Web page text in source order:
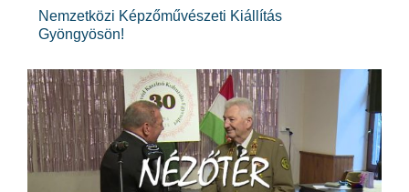
Nemzetközi Képzőművészeti Kiállítás
Gyöngyösön!